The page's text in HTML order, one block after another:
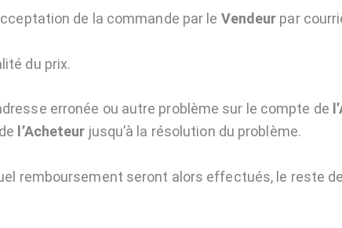
de la commande par le Vendeur par
du prix.
erronée ou autre problème sur le compte de
l’Acheteur jusqu’à la résolution du problème.
remboursement seront alors effectués, le reste